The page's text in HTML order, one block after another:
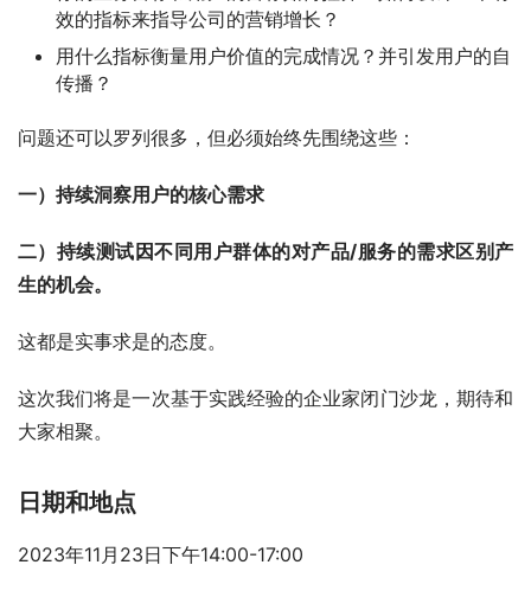
效的指标来指导公司的营销增长？
用什么指标衡量用户价值的完成情况？并引发用户的自
传播？
问题还可以罗列很多，但必须始终先围绕这些：
一）持续洞察用户的核心需求
二）持续测试因不同用户群体的对产品/服务的需求区别产
生的机会。
这都是实事求是的态度。
这次我们将是一次基于实践经验的企业家闭门沙龙，期待和
大家相聚。
日期和地点
2023年11月23日下午14:00-17:00